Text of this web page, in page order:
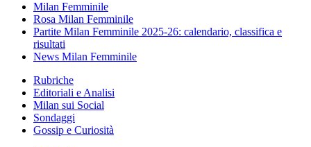
Milan Femminile
Rosa Milan Femminile
Partite Milan Femminile 2025-26: calendario, classifica e
risultati
News Milan Femminile
Rubriche
Editoriali e Analisi
Milan sui Social
Sondaggi
Gossip e Curiosità